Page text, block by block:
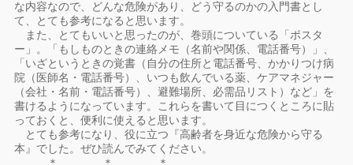
な内容なので、どんな危険があり、どう守るのかの入門書とし
て、とても参考になると思います。
また、とてもいいと思ったのが、巻頭についている「ポスタ
ー」。「もしものときの連絡メモ（名前や関係、電話番号）」、
「いざというときの覚書（自分の住所と電話番号、かかりつけ病
院（医師名・電話番号）、いつも飲んでいる薬、ケアマネジャー
（会社・名前・電話番号）、避難場所、必需品リスト）など」を
書けるようになっています。これらを書いて目につくところに貼
っておくと、便利に使えると思います。
とても参考になり、役に立つ『高齢者を身近な危険から守る
本』でした。ぜひ読んでみてください。